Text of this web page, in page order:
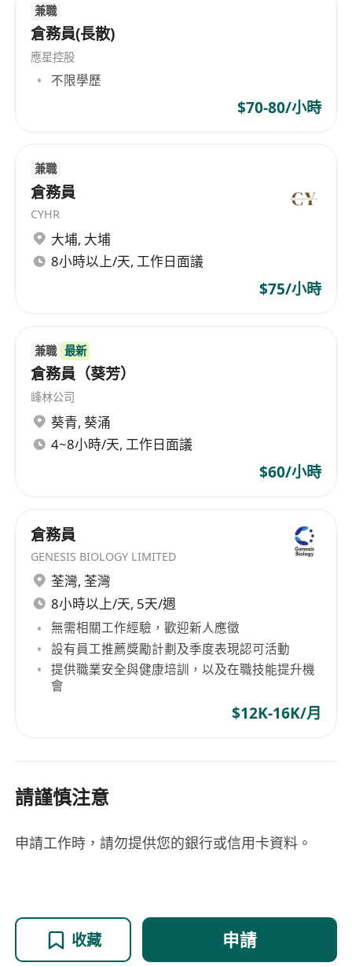
兼職
倉務員(長散)
應星控股
不限學歷
$70-80/小時
兼職
倉務員
CYHR
大埔, 大埔
8小時以上/天, 工作日面議
$75/小時
兼職 最新
倉務員（葵芳）
峰林公司
葵青, 葵涌
4~8小時/天, 工作日面議
$60/小時
倉務員
GENESIS BIOLOGY LIMITED
荃灣, 荃灣
8小時以上/天, 5天/週
無需相關工作經驗，歡迎新人應徵
設有員工推薦獎勵計劃及季度表現認可活動
提供職業安全與健康培訓，以及在職技能提升機
會
$12K-16K/月
請謹慎注意
申請工作時，請勿提供您的銀行或信用卡資料。
收藏 申請